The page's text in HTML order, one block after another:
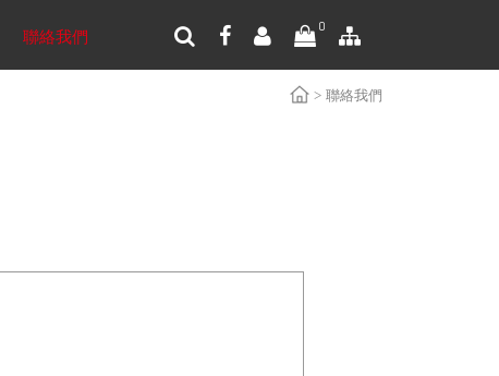
0
聯絡我們
聯絡我們